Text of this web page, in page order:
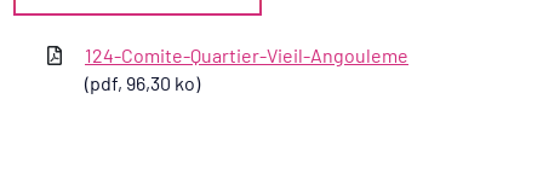
124-Comite-Quartier-Vieil-Angouleme
(pdf, 96,30 ko)